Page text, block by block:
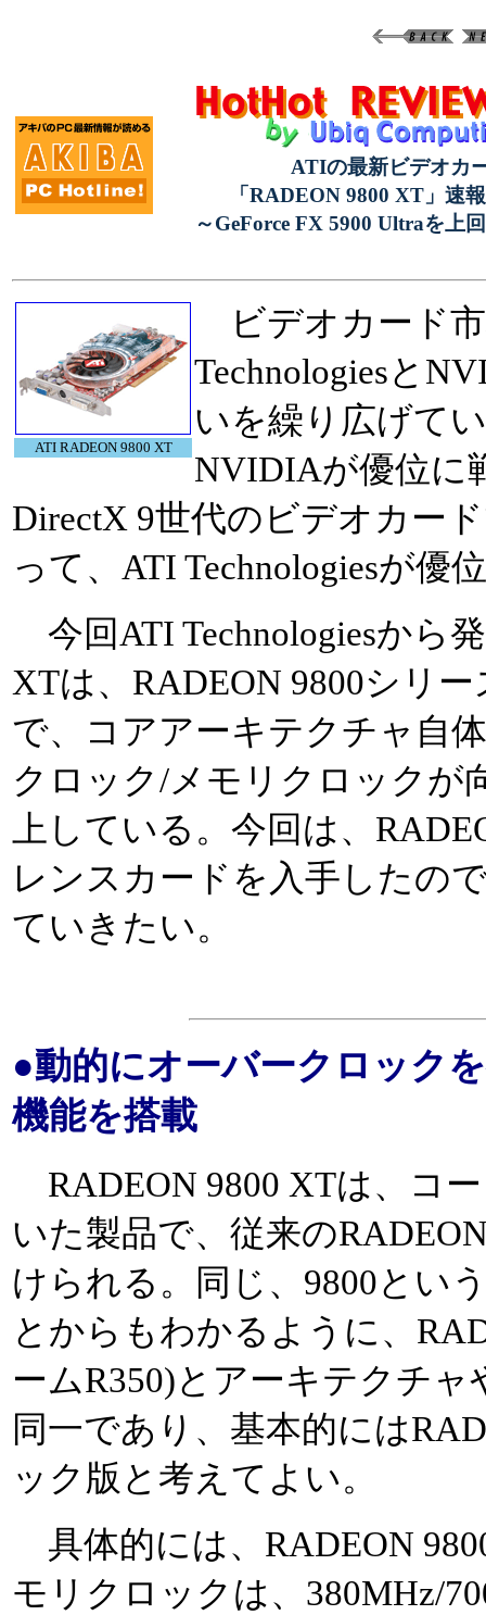
ATIの最新ビデオカ
「RADEON 9800 XT」速
～GeForce FX 5900 Ultraを上
ATI RADEON 9800 XT
ビデオカード
Technologiesと
いを繰り広げて
NVIDIAが優位に
DirectX 9世代のビデオカー
って、ATI Technologiesが優
今回ATI Technologiesから
XTは、RADEON 9800シリ
で、コアアーキテクチャ自
クロック/メモリクロックが
上している。今回は、
レンスカードを入手したの
ていきたい。
●動的にオーバークロック
機能を搭載
RADEON 9800 XTは、コ
いた製品で、従来の
けられる。同じ、9800とい
とからもわかるように、
ームR350)とアーキテクチ
同一であり、基本的には
ック版と考えてよい。
具体的には、RADEON
モリクロックは、380MHz/